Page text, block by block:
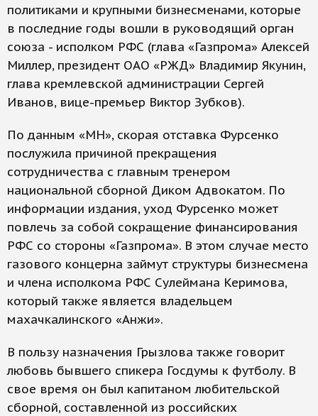
политиками и крупными бизнесменами, которые
в последние годы вошли в руководящий орган
союза - исполком РФС (глава «Газпрома» Алексей
Миллер, президент ОАО «РЖД» Владимир Якунин,
глава кремлевской администрации Сергей
Иванов, вице-премьер Виктор Зубков).
По данным «МН», скорая отставка Фурсенко
послужила причиной прекращения
сотрудничества с главным тренером
национальной сборной Диком Адвокатом. По
информации издания, уход Фурсенко может
повлечь за собой сокращение финансирования
РФС со стороны «Газпрома». В этом случае место
газового концерна займут структуры бизнесмена
и члена исполкома РФС Сулеймана Керимова,
который также является владельцем
махачкалинского «Анжи».
В пользу назначения Грызлова также говорит
любовь бывшего спикера Госдумы к футболу. В
свое время он был капитаном любительской
сборной, составленной из российских